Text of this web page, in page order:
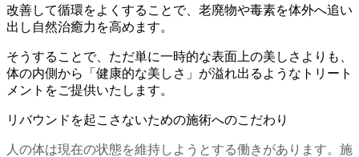
改善して循環をよくすることで、老廃物や毒素を体外へ追い
出し自然治癒力を高めます。
そうすることで、ただ単に一時的な表面上の美しさよりも、
体の内側から「健康的な美しさ」が溢れ出るようなトリート
メントをご提供いたします。
リバウンドを起こさないための施術へのこだわり
人の体は現在の状態を維持しようとする働きがあります。施